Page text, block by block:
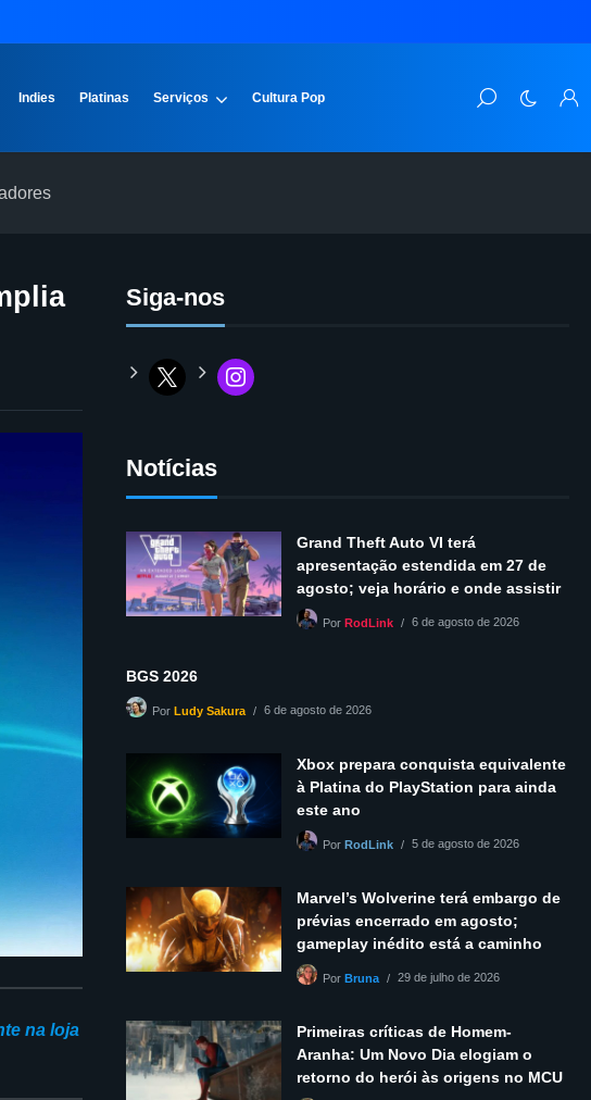
Indies Platinas Serviços Cultura Pop
na loja
Siga-nos
Notícias
Grand Theft Auto VI terá
apresentação estendida em 27 de
agosto; veja horário e onde assistir
PorRodLink 6 de agosto de 2026
BGS 2026
PorLudy Sakura 6 de agosto de 2026
Xbox prepara conquista equivalente
à Platina do PlayStation para ainda
este ano
PorRodLink 5 de agosto de 2026
Marvel’s Wolverine terá embargo de
prévias encerrado em agosto;
gameplay inédito está a caminho
PorBruna 29 de julho de 2026
Primeiras críticas de Homem-
Aranha: Um Novo Dia elogiam o
retorno do herói às origens no MCU